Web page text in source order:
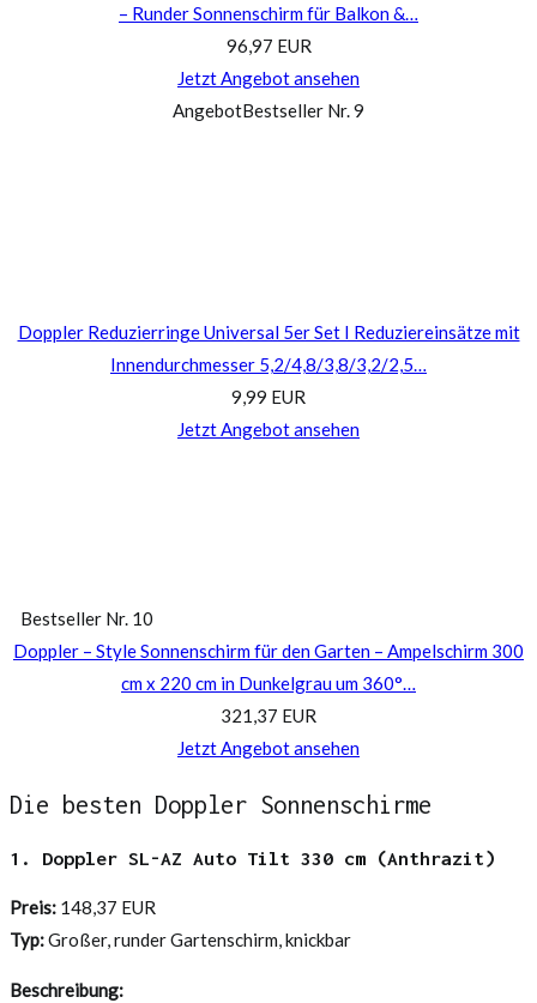
– Runder Sonnenschirm für Balkon &…
96,97 EUR
Jetzt Angebot ansehen
AngebotBestseller Nr. 9
Doppler Reduzierringe Universal 5er Set I Reduziereinsätze mit
Innendurchmesser 5,2/4,8/3,8/3,2/2,5…
9,99 EUR
Jetzt Angebot ansehen
Bestseller Nr. 10
Doppler – Style Sonnenschirm für den Garten – Ampelschirm 300
cm x 220 cm in Dunkelgrau um 360°…
321,37 EUR
Jetzt Angebot ansehen
Die besten Doppler Sonnenschirme
1. Doppler SL-AZ Auto Tilt 330 cm (Anthrazit)
Preis: 148,37 EUR
Typ:Großer, runder Gartenschirm, knickbar
Beschreibung: